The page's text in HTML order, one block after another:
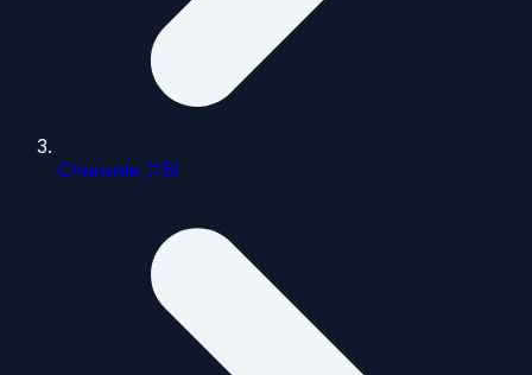
Charente (16)